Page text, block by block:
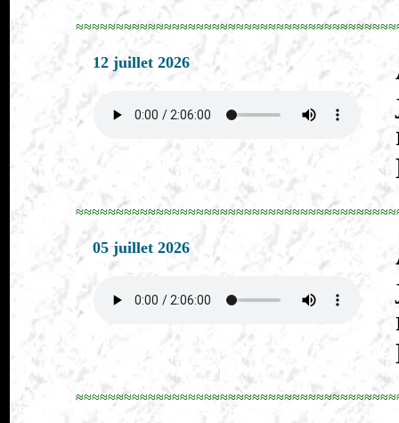
12 juillet 2026
05 juillet 2026